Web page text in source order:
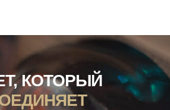
КОТОРЫЙ